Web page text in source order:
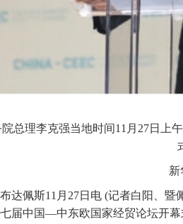
理李克强当地时间11月27日上
新华
佩斯11月27日电 (记者白阳、暨
届中国—中东欧国家经贸论坛开幕